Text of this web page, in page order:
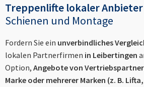
Treppenlifte lokaler Anbieter
Schienen und Montage
Fordern Sie ein unverbindliches
lokalen Partnerfirmen in Leibertingen
Option, Angebote von
Marke oder mehrerer Marken (z. B.